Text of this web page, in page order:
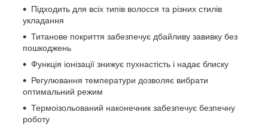
Підходить для всіх типів волосся та різних стилів
укладання
Титанове покриття забезпечує дбайливу завивку без
пошкоджень
Функція іонізації знижує пухнастість і надає блиску
Регулювання температури дозволяє вибрати
оптимальний режим
Термоізольований наконечник забезпечує безпечну
роботу